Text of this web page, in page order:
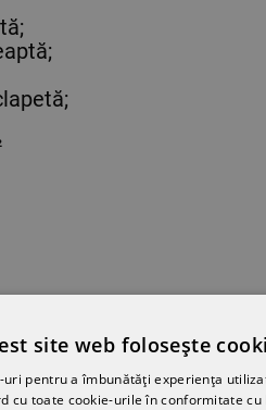
AU MAI
site web folosește
uri pentru a îmbunătăți experiența
cu toate cookie-urile în conformitate